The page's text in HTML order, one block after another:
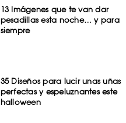
13 Imágenes que te van dar
pesadillas esta noche… y para
siempre
35 Diseños para lucir unas uñas
perfectas y espeluznantes este
halloween